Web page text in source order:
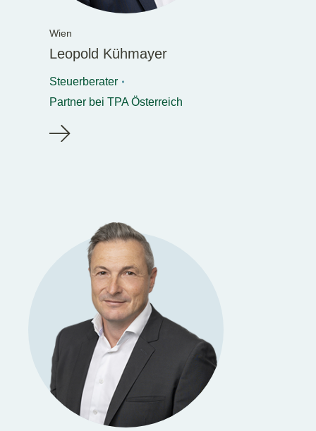
Wien
Leopold Kühmayer
Steuerberater
Partner bei TPA Österreich